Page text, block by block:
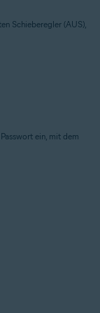
Schieberegler (AUS),
ein, mit dem